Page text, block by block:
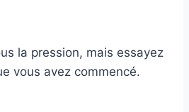
la pression, mais essayez
vous avez commencé.